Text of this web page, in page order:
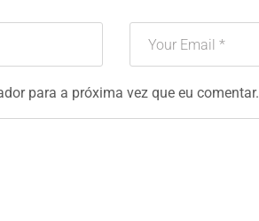
para a próxima vez que eu comentar.